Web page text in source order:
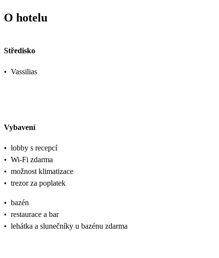
O hotelu
Středisko
• Vassilias
Vybavení
• lobby s recepcí
• Wi-Fi zdarma
• možnost klimatizace
• trezor za poplatek
• bazén
• restaurace a bar
• lehátka a slunečníky u bazénu zdarma